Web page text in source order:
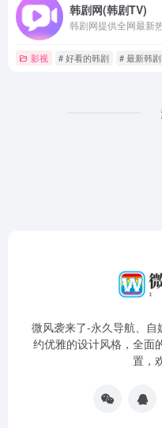
韩剧网(韩剧TV)
影视 # 好看的韩剧 # 最新韩剧
微风袭来了-永久导航、
约优雅的设计风格，全面
置，